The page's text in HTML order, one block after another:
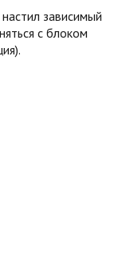
зависимый
с блоком